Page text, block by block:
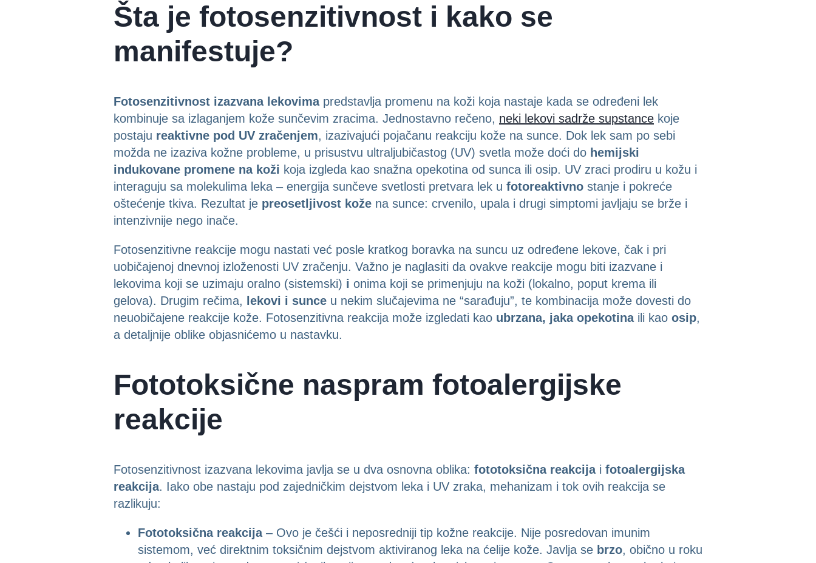
Šta je fotosenzitivnost i kako se
manifestuje?
Fotosenzitivnost izazvana lekovimapredstavlja promenu na koži koja nastaje kada se određeni lek
kombinuje sa izlaganjem kože sunčevim zracima. Jednostavno rečeno, neki lekovi sadrže supstance koje
postaju reaktivne pod UV zračenjem, izazivajući pojačanu reakciju kože na sunce. Dok lek sam po sebi
možda ne izaziva kožne probleme, u prisustvu ultraljubičastog (UV) svetla može doći do hemijski
indukovane promene na koži koja izgleda kao snažna opekotina od sunca ili osip. UV zraci prodiru u kožu i
interaguju sa molekulima leka – energija sunčeve svetlosti pretvara lek u fotoreaktivno stanje i pokreće
oštećenje tkiva. Rezultat je preosetljivost kože na sunce: crvenilo, upala i drugi simptomi javljaju se brže i
intenzivnije nego inače.
Fotosenzitivne reakcije mogu nastati već posle kratkog boravka na suncu uz određene lekove, čak i pri
uobičajenoj dnevnoj izloženosti UV zračenju. Važno je naglasiti da ovakve reakcije mogu biti izazvane i
lekovima koji se uzimaju oralno (sistemski) i onima koji se primenjuju na koži (lokalno, poput krema ili
gelova). Drugim rečima,
lekovi i sunce u nekim slučajevima ne “sarađuju”, te kombinacija može dovesti do
neuobičajene reakcije kože. Fotosenzitivna reakcija može izgledati kao ubrzana, jaka opekotinaili kao osip,
a detaljnije oblike objasnićemo u nastavku.
Fototoksične naspram fotoalergijske
reakcije
Fotosenzitivnost izazvana lekovima javlja se u dva osnovna oblika: fototoksična reakcijai fotoalergijska
reakcija. Iako obe nastaju pod zajedničkim dejstvom leka i UV zraka, mehanizam i tok ovih reakcija se
razlikuju:
Fototoksična reakcija– Ovo je češći i neposredniji tip kožne reakcije. Nije posredovan imunim
sistemom, već direktnim toksičnim dejstvom aktiviranog leka na ćelije kože. Javlja se brzo, obično u roku